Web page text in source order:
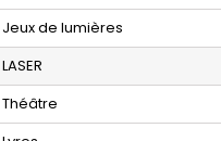
Jeux de lumières
LASER
Théâtre